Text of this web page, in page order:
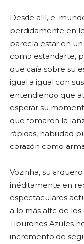
Desde allí, el
perdidamente en
parecía estar en un
como estandarte,
que caía sobre su
igual a igual con
entendiendo que
esperar su
que tomaron la
rápidas, habilidad
corazón como
Vozinha, su
inéditamente en
espectaculares
a lo más alto de
Tiburones Azules
incremento de